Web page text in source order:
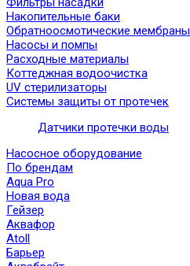
Накопительные баки
Обратноосмотические мембраны
Насосы и помпы
Расходные материалы
Коттеджная водоочистка
UV стерилизаторы
Системы защиты от протечек
Датчики протечки воды
Насосное оборудование
По брендам
Aqua Pro
Новая вода
Гейзер
Аквафор
Atoll
Барьер